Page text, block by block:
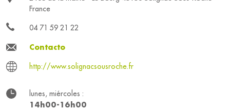
France
04 71 59 21 22
Contacto
http://www.solignacsousroche.fr
lunes, miércoles :
14h00-16h00